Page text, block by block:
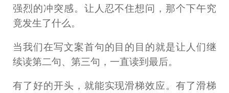
强烈的冲突感。让人忍不住想问，那个下午究
竟发生了什么。
当我们在写文案首句的目的目的就是让人们继
续读第二句、第三句，一直读到最后。
有了好的开头，就能实现滑梯效应。有了滑梯